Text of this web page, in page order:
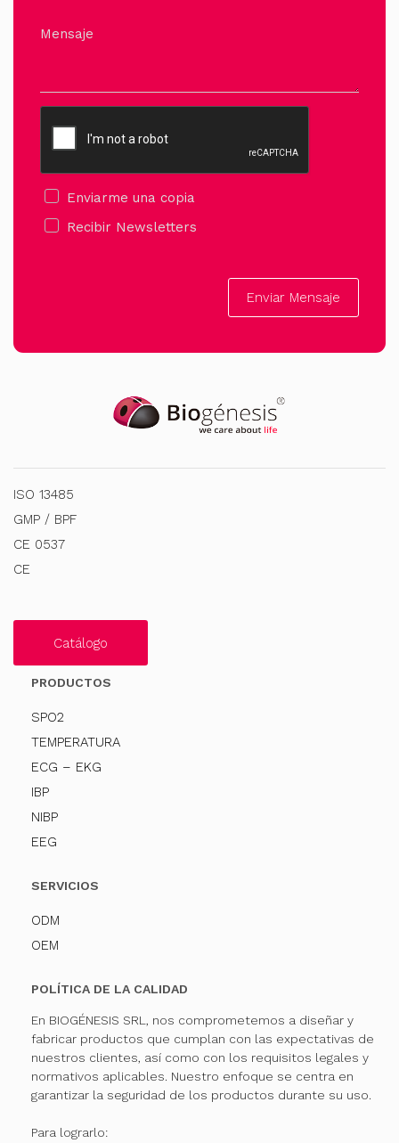
Mensaje
Enviarme una copia
Recibir Newsletters
Enviar Mensaje
ISO 13485
GMP / BPF
CE 0537
CE
Catálogo
PRODUCTOS
SPO2
TEMPERATURA
ECG – EKG
IBP
NIBP
EEG
SERVICIOS
ODM
OEM
POLÍTICA DE LA CALIDAD
En BIOGÉNESIS SRL, nos comprometemos a diseñar y
fabricar productos que cumplan con las expectativas de
nuestros clientes, así como con los requisitos legales y
normativos aplicables. Nuestro enfoque se centra en
garantizar la seguridad de los productos durante su uso.
Para lograrlo: